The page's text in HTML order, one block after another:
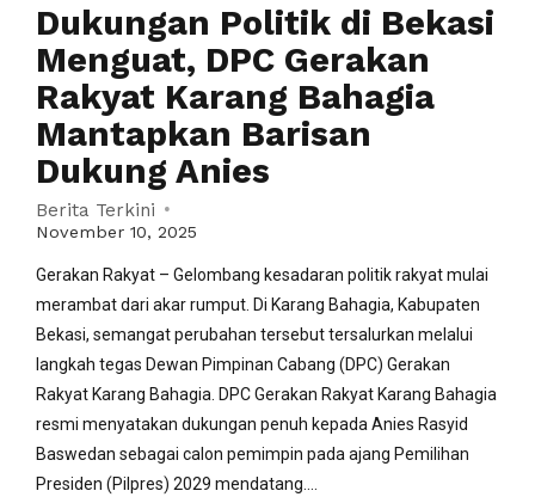
Dukungan Politik di Bekasi
Menguat, DPC Gerakan
Rakyat Karang Bahagia
Mantapkan Barisan
Dukung Anies
Berita Terkini
November 10, 2025
Gerakan Rakyat – Gelombang kesadaran politik rakyat mulai
merambat dari akar rumput. Di Karang Bahagia, Kabupaten
Bekasi, semangat perubahan tersebut tersalurkan melalui
langkah tegas Dewan Pimpinan Cabang (DPC) Gerakan
Rakyat Karang Bahagia. DPC Gerakan Rakyat Karang Bahagia
resmi menyatakan dukungan penuh kepada Anies Rasyid
Baswedan sebagai calon pemimpin pada ajang Pemilihan
Presiden (Pilpres) 2029 mendatang....